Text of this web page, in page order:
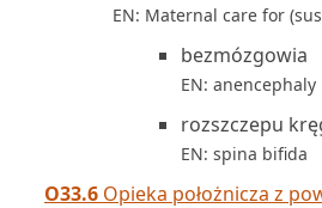
EN: Maternal care for
bezmózgowia
EN: anencephaly
rozszczepu
EN: spina bifida
O33.6 Opieka położnicza z